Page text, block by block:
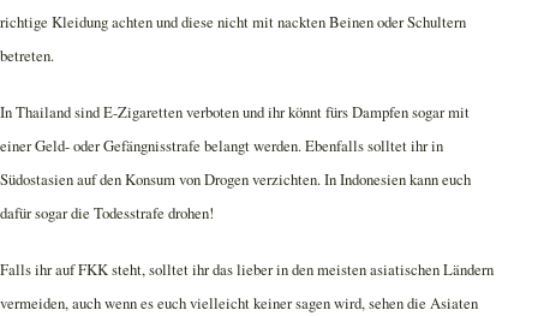
richtige Kleidung achten und diese nicht mit nackten Beinen oder Schultern
betreten.
In Thailand sind E-Zigaretten verboten und ihr könnt fürs Dampfen sogar mit
einer Geld- oder Gefängnisstrafe belangt werden. Ebenfalls solltet ihr in
Südostasien auf den Konsum von Drogen verzichten. In Indonesien kann euch
dafür sogar die Todesstrafe drohen!
Falls ihr auf FKK steht, solltet ihr das lieber in den meisten asiatischen Ländern
vermeiden, auch wenn es euch vielleicht keiner sagen wird, sehen die Asiaten